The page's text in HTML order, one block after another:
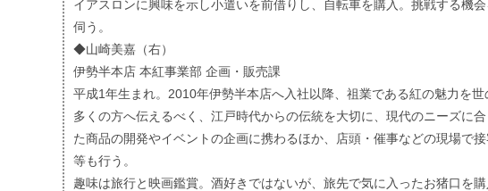
イアスロンに興味を示し小遣いを前借りし、自転車を購入。挑戦する機会
伺う。
◆山崎美嘉（右）
伊勢半本店 本紅事業部 企画・販売課
平成1年生まれ。2010年伊勢半本店へ入社以降、祖業である紅の魅力を世
多くの方へ伝えるべく、江戸時代からの伝統を大切に、現代のニーズに合
た商品の開発やイベントの企画に携わるほか、店頭・催事などの現場で接
等も行う。
趣味は旅行と映画鑑賞。酒好きではないが、旅先で気に入ったお猪口を購